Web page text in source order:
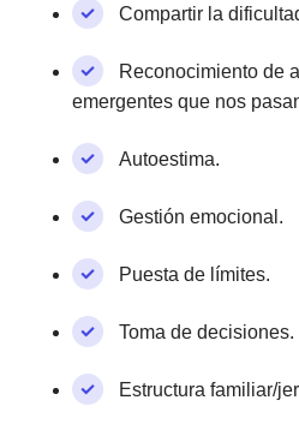
Compartir la
Reconocimiento de
emergentes que nos
Autoestima.
Gestión emocional.
Puesta de límites.
Toma de decisiones.
Estructura familiar/